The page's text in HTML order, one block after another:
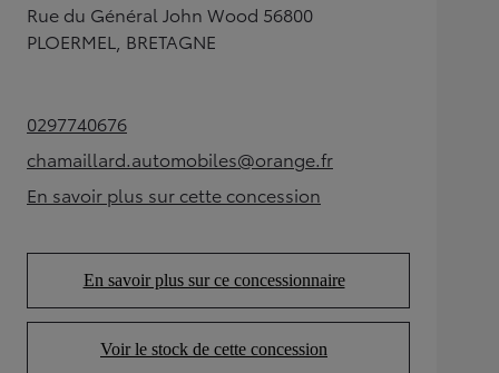
Rue du Général John Wood 56800
PLOERMEL, BRETAGNE
0297740676(Opens in new tab)
chamaillard.automobiles@orange.fr
(Opens in new tab)
En savoir plus sur cette concession
(Opens in new tab)
En savoir plus sur ce concessionnaire
(Opens in new tab)
Voir le stock de cette concession
(Opens in new tab)